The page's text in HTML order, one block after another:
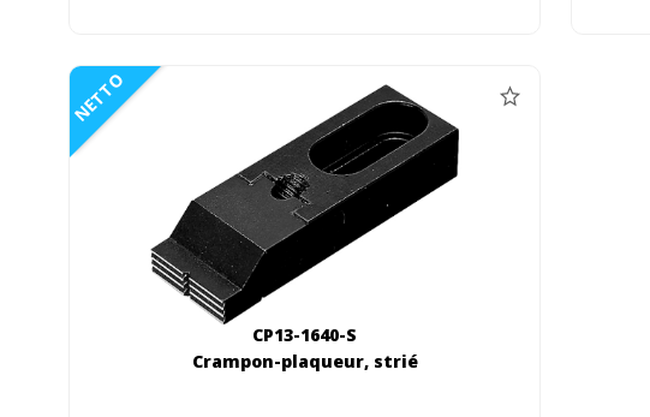
NETTO
CP13-1640-S
Crampon-plaqueur, strié